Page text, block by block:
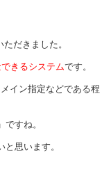
だきました。
きるシステムです。
イン指定などである程
すね。
思います。